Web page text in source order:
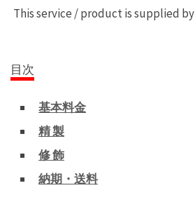
This service / product is supplied by
目次
基本料金
精 製
修 飾
納期・送料